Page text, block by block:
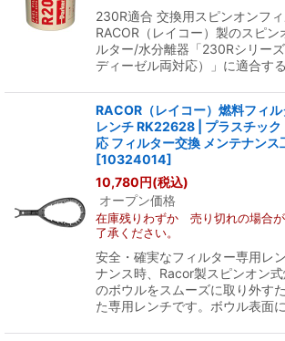
230R適合 交換用スピンオンフ
RACOR（レイコー）製のスピン
ルター/水分離器「230Rシリー
ディーゼル両対応）」に適合す
RACOR（レイコー）燃料フィ
レンチ RK22628 | プラスチッ
応 フィルター交換 メンテナンス
[10324014]
10,780円(税込)
オープン価格
在庫残りわずか 売り切れの場合
了承ください。
安全・確実なフィルター専用レ
ナンス時、Racor製スピンオン
のボウルをスムーズに取り外す
た専用レンチです。ボウル表面